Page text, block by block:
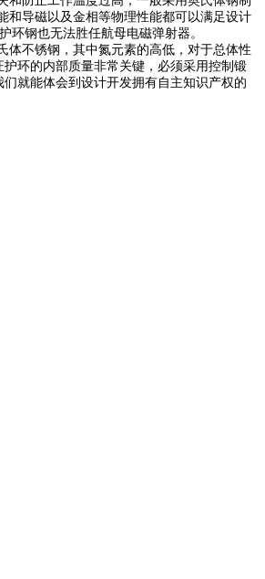
和导磁以及金相等物理性能都可以满足设计
环钢也无法胜任航母电磁弹射器。
体不锈钢，其中氮元素的高低，对于总体性
环的内部质量非常关键，必须采用控制锻
就能体会到设计开发拥有自主知识产权的